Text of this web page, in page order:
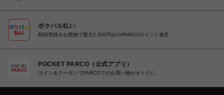
ポケパル払い
初回登録＆お買物で最大1,500円分のPARCOポイント進呈
POCKET PARCO（公式アプリ）
コイン＆クーポンでPARCOでのお買い物がオトクに